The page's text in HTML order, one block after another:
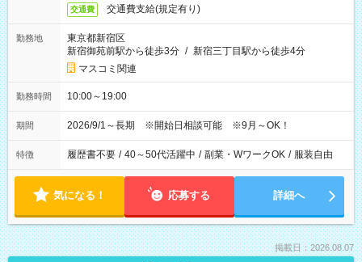
交通費 交通費支給(規定有り)
勤務地
東京都新宿区
新宿御苑前駅から徒歩3分 / 新宿三丁目駅から徒歩4分
マスコミ関連
勤務時間 10:00～19:00
期間 2026/9/1～長期 ※開始日相談可能 ※9月～OK！
特徴 履歴書不要 / 40～50代活躍中 / 副業・WワークOK / 服装自由
気になる！ 応募する 詳細へ
掲載日：2026.08.07